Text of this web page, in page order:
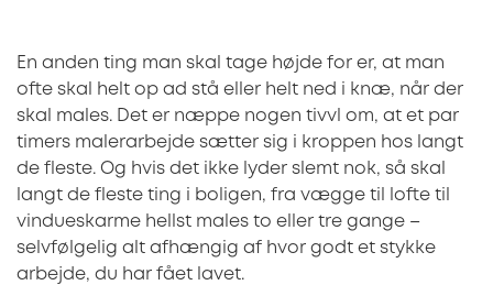
En anden ting man skal tage højde for er, at man
ofte skal helt op ad stå eller helt ned i knæ, når der
skal males. Det er næppe nogen tivvl om, at et par
timers malerarbejde sætter sig i kroppen hos langt
de fleste. Og hvis det ikke lyder slemt nok, så skal
langt de fleste ting i boligen, fra vægge til lofte til
vindueskarme hellst males to eller tre gange –
selvfølgelig alt afhængig af hvor godt et stykke
arbejde, du har fået lavet.